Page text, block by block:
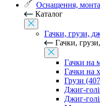
Оснащення,
Каталог
Гачки, грузи,
Гачки,
Гачки на
Гачки на
Грузи
Джиг-
Джиг-